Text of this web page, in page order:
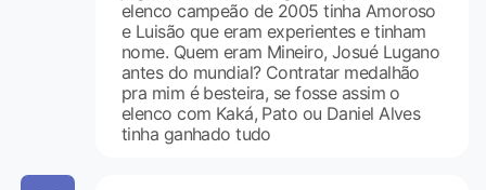
elenco campeão de 2005 tinha Amoroso
e Luisão que eram experientes e tinham
nome. Quem eram Mineiro, Josué Lugano
antes do mundial? Contratar medalhão
pra mim é besteira, se fosse assim o
elenco com Kaká, Pato ou Daniel Alves
tinha ganhado tudo